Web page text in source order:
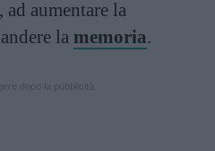
aumentare la
la memoria.